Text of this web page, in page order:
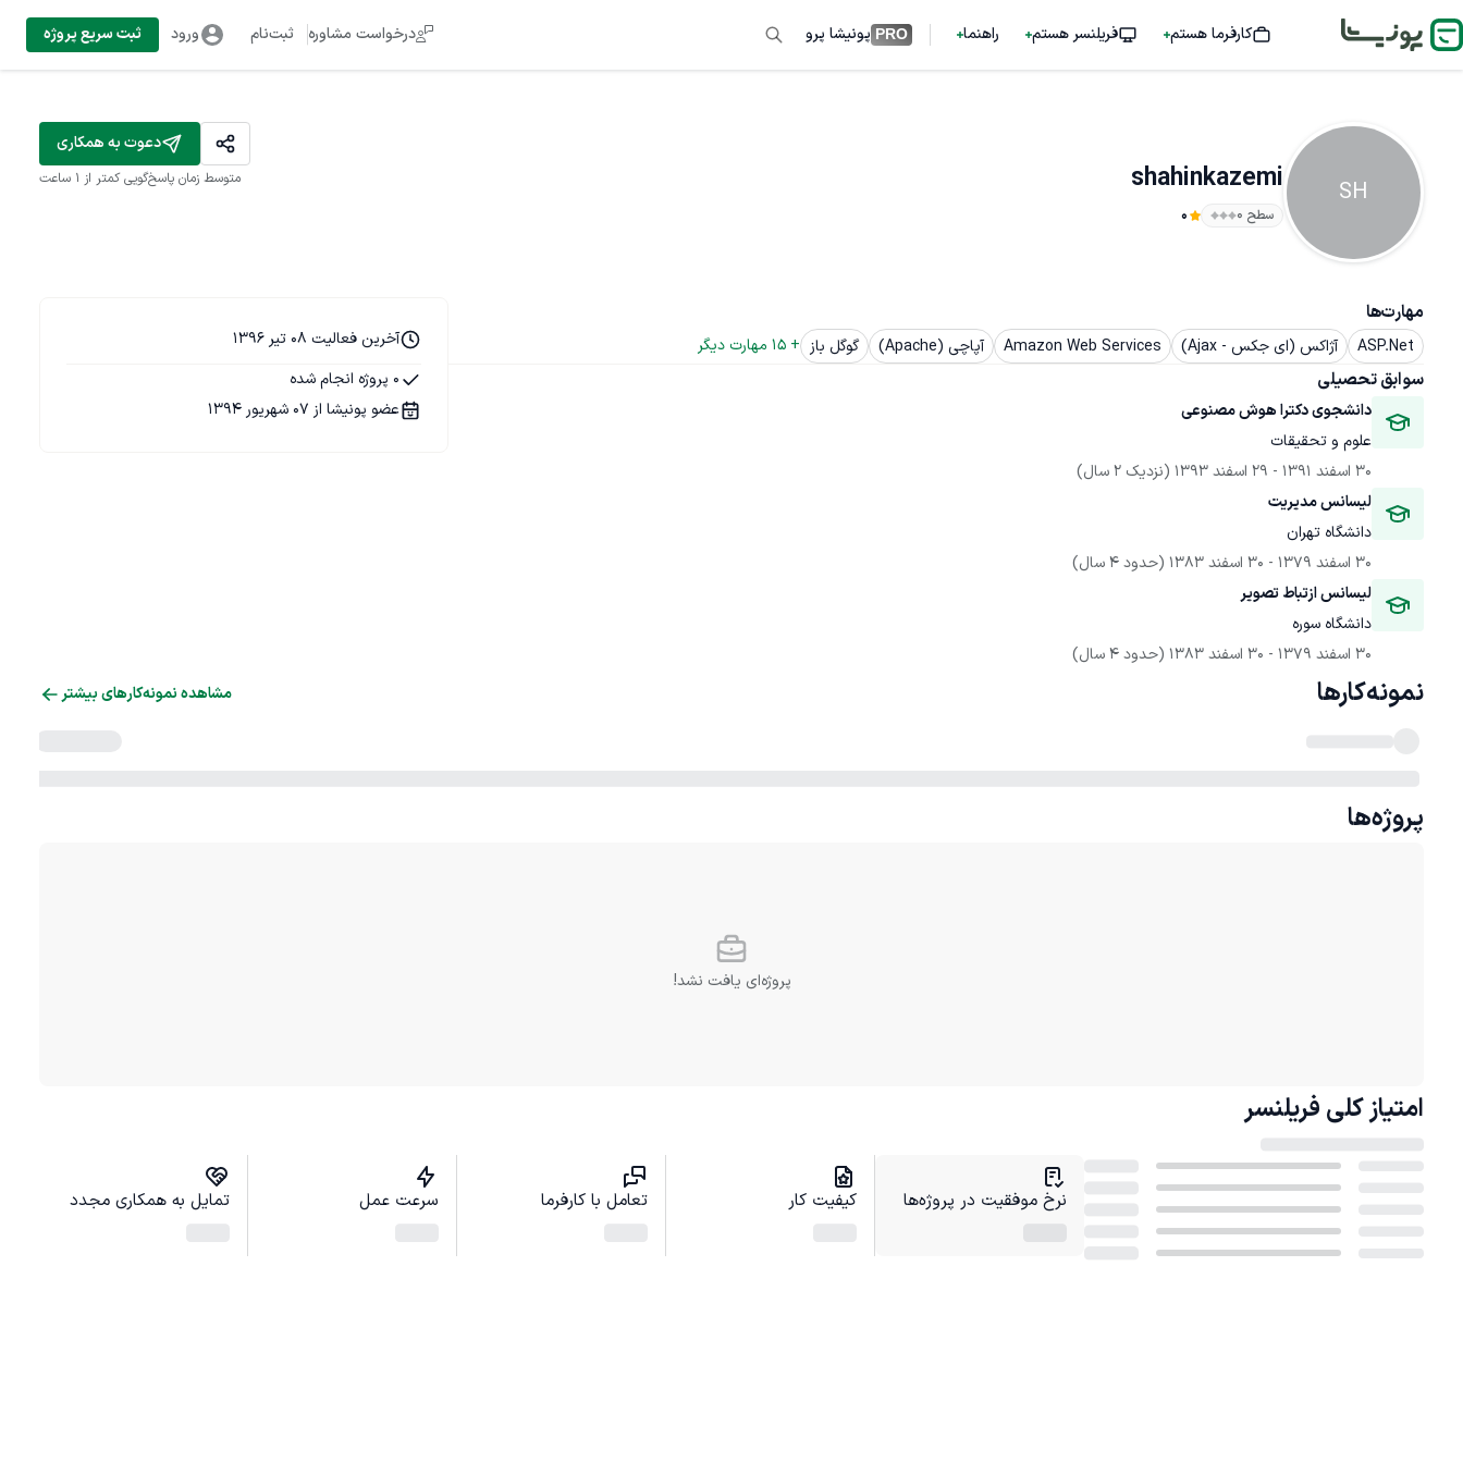
کارفرما هستم فریلنسر هستم راهنما PRO پونیشا پرو درخواست مشاوره ثبت‌نام ورود ثبت سریع پروژه
SH
shahinkazemi
سطح ۰ 0
دعوت به همکاری
متوسط زمان پاسخ‌گویی کمتر از 1 ساعت
مهارت‌ها
ASP.Net آژاکس (ای جکس - Ajax) Amazon Web Services آپاچی (Apache) گوگل باز +
15 مهارت دیگر
سوابق تحصیلی
دانشجوی دکترا هوش مصنوعی
علوم و تحقیقات
30 اسفند 1391
- 29 اسفند 1393
(نزدیک 2 سال)
لیسانس مدیریت
دانشگاه تهران
30 اسفند 1379
- 30 اسفند 1383
(حدود 4 سال)
لیسانس ازتباط تصویر
دانشگاه سوره
30 اسفند 1379
- 30 اسفند 1383 (حدود 4 سال)
آخرین فعالیت 08 تیر 1396
0 پروژه انجام شده
عضو پونیشا از 07 شهریور 1394
نمونه‌کارها مشاهده نمونه‌کارهای بیشتر
پروژه‌ها
پروژه‌ای یافت نشد!
امتیاز کلی فریلنسر
نرخ موفقیت در پروژه‌ها کیفیت کار تعامل با کارفرما سرعت عمل تمایل به همکاری مجدد